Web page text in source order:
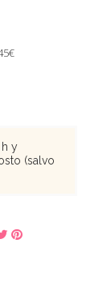
h y
(salvo